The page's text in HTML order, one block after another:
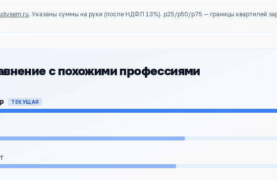
. Указаны суммы на руки (после НДФЛ 13%). p25/p50/p75 — границы квартилей
с похожими профессиями
ТЕКУЩАЯ